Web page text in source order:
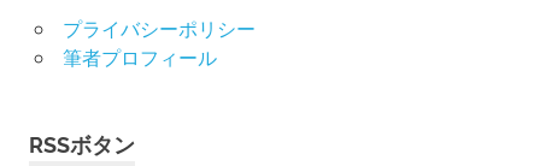
プライバシーポリシー
筆者プロフィール
RSSボタン